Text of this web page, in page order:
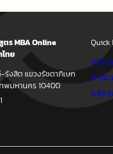
ร MBA Online
ทย
รังสิต แขวงรัชดาภิเษก
พมหานคร 10400
Quick
สมัคร
สำนัก
หลักสู